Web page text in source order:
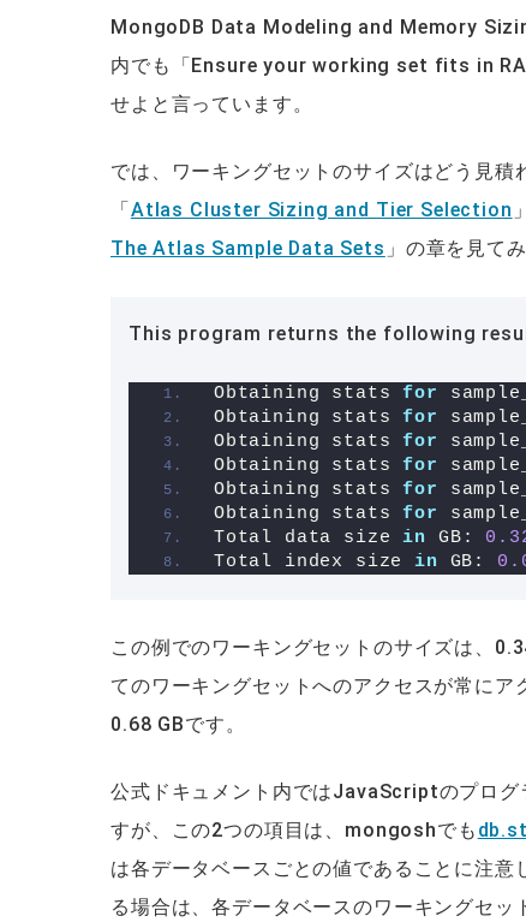
MongoDB Data Modeling and Memory
内でも「Ensure your working set fits in
せよと言っています。
では、ワーキングセットのサイズはどう見
「Atlas Cluster Sizing and Tier Selection
The Atlas Sample Data Sets 」の章を見て
This program returns the following
Obtaining stats for
Obtaining stats for
Obtaining stats for
Obtaining stats for
Obtaining stats for
Obtaining stats for
Total data size in GB:
Total index size in GB:
この例でのワーキングセットのサイズは、
てのワーキングセットへのアクセスが常に
0.68 GBです。
公式ドキュメント内ではJavaScriptのプロ
すが、この2つの項目は、mongoshでも
は各データベースごとの値であることに注
る場合は、各データベースのワーキングセッ